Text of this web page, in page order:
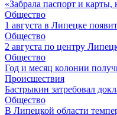
«Забрала паспорт и
Общество
1 августа в Липецке
Общество
2 августа по центру
Общество
Год и месяц колонии
Происшествия
Бастрыкин затребовал
Общество
В Липецкой области